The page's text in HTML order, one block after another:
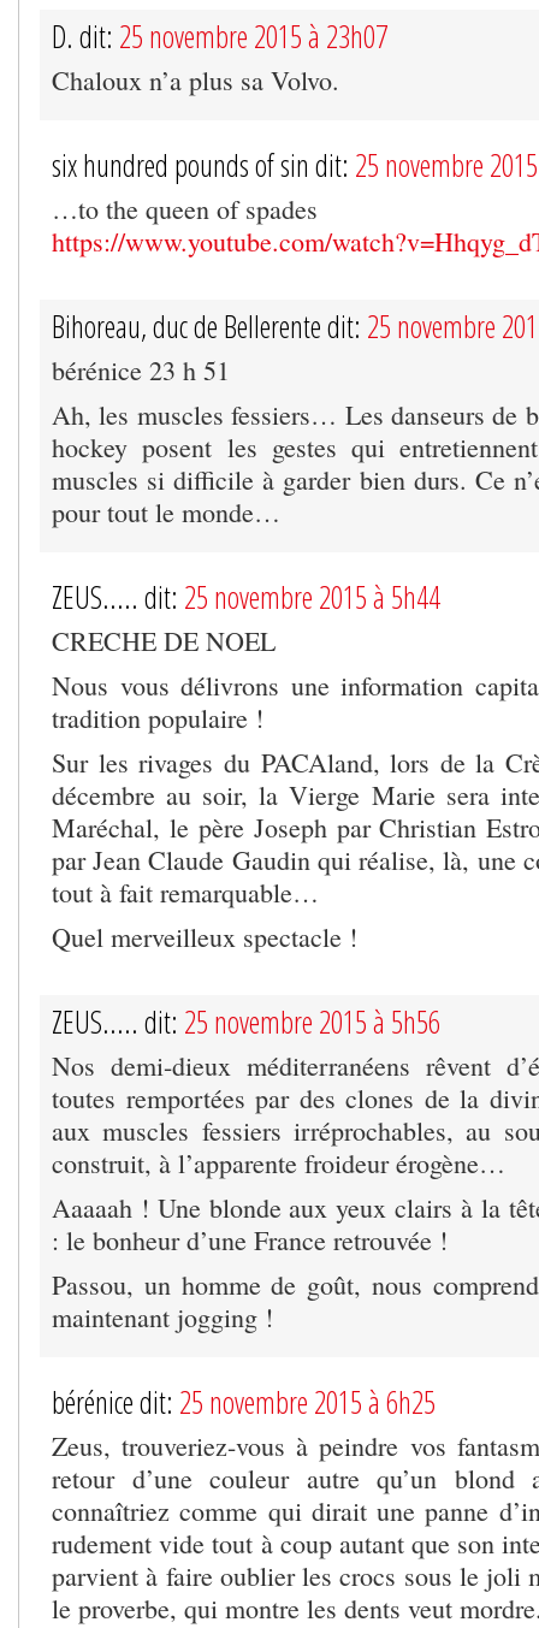
D. dit: 25 novembre 2015 à 23h07
Chaloux n’a plus sa Volvo.
six hundred pounds of sin dit: 25 novembre
…to the queen of spades
https://www.youtube.com/
Bihoreau, duc de Bellerente dit: 25 novembre
bérénice 23 h 51
Ah, les muscles fessiers… Les danseurs de
hockey posent les gestes qui
muscles si difficile à garder bien durs. Ce
pour tout le monde…
ZEUS..... dit: 25 novembre 2015 à 5h44
CRECHE DE NOEL
Nous vous délivrons une information
tradition populaire !
Sur les rivages du PACAland, lors de la
décembre au soir, la Vierge Marie sera
Maréchal, le père Joseph par Christian
par Jean Claude Gaudin qui réalise, là, une
tout à fait remarquable…
Quel merveilleux spectacle !
ZEUS..... dit: 25 novembre 2015 à 5h56
Nos demi-dieux méditerranéens rêvent
toutes remportées par des clones de la
aux muscles fessiers irréprochables, au
construit, à l’apparente froideur érogène…
Aaaaah ! Une blonde aux yeux clairs à la
: le bonheur d’une France retrouvée !
Passou, un homme de goût, nous
maintenant jogging !
bérénice dit: 25 novembre 2015 à 6h25
Zeus, trouveriez-vous à peindre vos
retour d’une couleur autre qu’un blond
connaîtriez comme qui dirait une panne
rudement vide tout à coup autant que son
parvient à faire oublier les crocs sous le joli
le proverbe, qui montre les dents veut